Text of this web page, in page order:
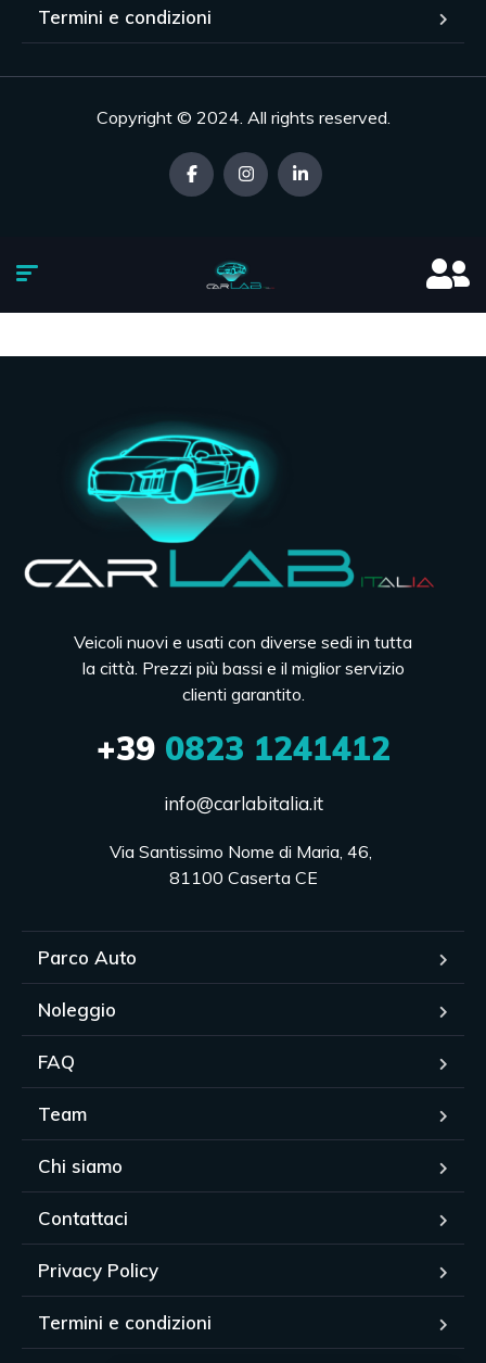
Termini e condizioni
Copyright © 2024. All rights reserved.
Veicoli nuovi e usati con diverse sedi in tutta
la città. Prezzi più bassi e il miglior servizio
clienti garantito.
+390823 1241412
info@carlabitalia.it
Via Santissimo Nome di Maria, 46,
81100 Caserta CE
Parco Auto
Noleggio
FAQ
Team
Chi siamo
Contattaci
Privacy Policy
Termini e condizioni